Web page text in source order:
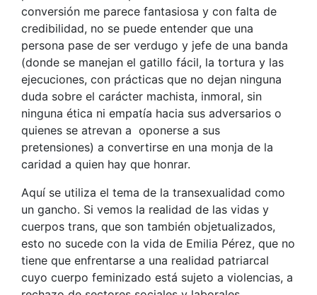
conversión me parece fantasiosa y con falta de
credibilidad, no se puede entender que una
persona pase de ser verdugo y jefe de una banda
(donde se manejan el gatillo fácil, la tortura y las
ejecuciones, con prácticas que no dejan ninguna
duda sobre el carácter machista, inmoral, sin
ninguna ética ni empatía hacia sus adversarios o
quienes se atrevan a oponerse a sus
pretensiones) a convertirse en una monja de la
caridad a quien hay que honrar.
Aquí se utiliza el tema de la transexualidad como
un gancho. Si vemos la realidad de las vidas y
cuerpos trans, que son también objetualizados,
esto no sucede con la vida de Emilia Pérez, que no
tiene que enfrentarse a una realidad patriarcal
cuyo cuerpo feminizado está sujeto a violencias, a